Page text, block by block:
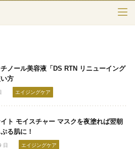
ノール美容液「DS RTN リニューイング
方
エイジングケア
ト モイスチャー マスクを夜塗れば翌朝
る肌に！
日 エイジングケア